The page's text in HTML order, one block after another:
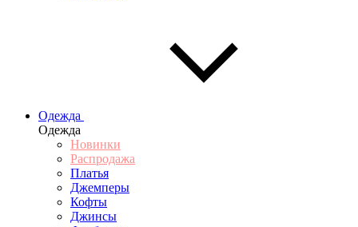
Одежда
Одежда
Новинки
Распродажа
Платья
Джемперы
Кофты
Джинсы